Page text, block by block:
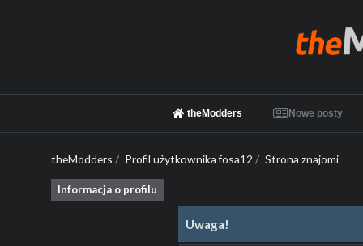
theModders Nowe posty
theModders / Profil użytkownika fosa12 / Strona znajomi
Informacja o profilu
Uwaga!